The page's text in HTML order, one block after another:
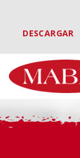
DESCARGAR